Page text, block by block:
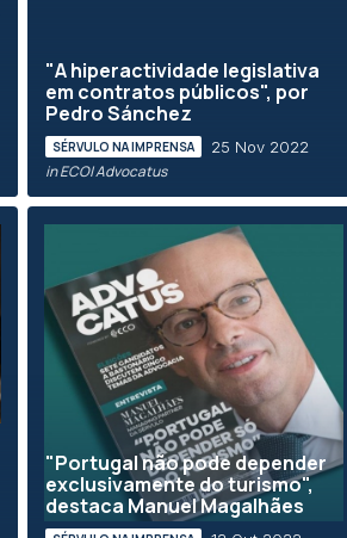
"A hiperactividade legislativa
em contratos públicos", por
Pedro Sánchez
SÉRVULO NA IMPRENSA 25 Nov 2022
in ECO| Advocatus
"Portugal não pode depender
exclusivamente do turismo",
destaca Manuel Magalhães